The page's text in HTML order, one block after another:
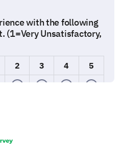
with the following
(1=Very Unsatisfactory,
2 3 4
5